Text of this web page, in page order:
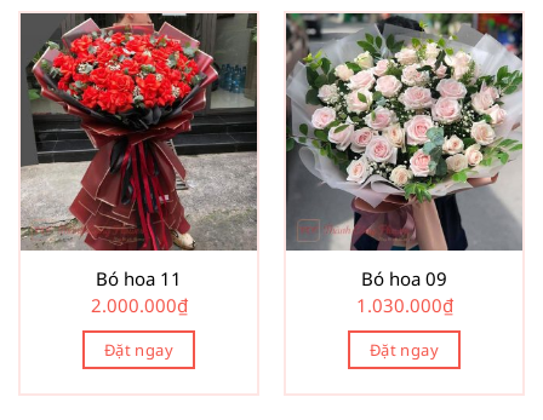
Bó hoa 11
2.000.000₫
Đặt ngay
Bó hoa 09
1.030.000₫
Đặt ngay